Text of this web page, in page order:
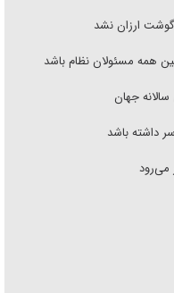
همه مسئولان نظام باشد
جهان
داشته باشد
می‌رود